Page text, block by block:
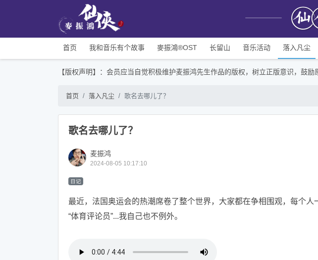
首页 我和音乐有个故事 麥振鴻®OST 长留山 音乐活动 落入凡尘
【版权声明】：会员应当自觉积极维护麦振鸿先生作品的版权，树立正版意识，鼓
首页 落入凡尘 歌名去哪儿了？
歌名去哪儿了？
麦振鸿
2024-08-05 10:17:10
日记
最近，法国奥运会的热潮席卷了整个世界，大家都在争相围观，每个人
“体育评论员”...我自己也不例外。